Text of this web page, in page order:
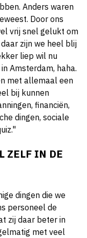
Anders waren
Door ons
vrij snel gelukt om
zijn we heel blij
liep wil nu
Amsterdam, haha.
met allemaal een
bij kunnen
financiën,
dingen, sociale
ZELF IN DE
dingen die we
personeel de
zij daar beter in
met veel